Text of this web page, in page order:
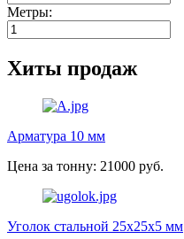
Метры:
Хиты продаж
Арматура 10 мм
Цена за тонну: 21000 руб.
Уголок стальной 25х25х5 мм